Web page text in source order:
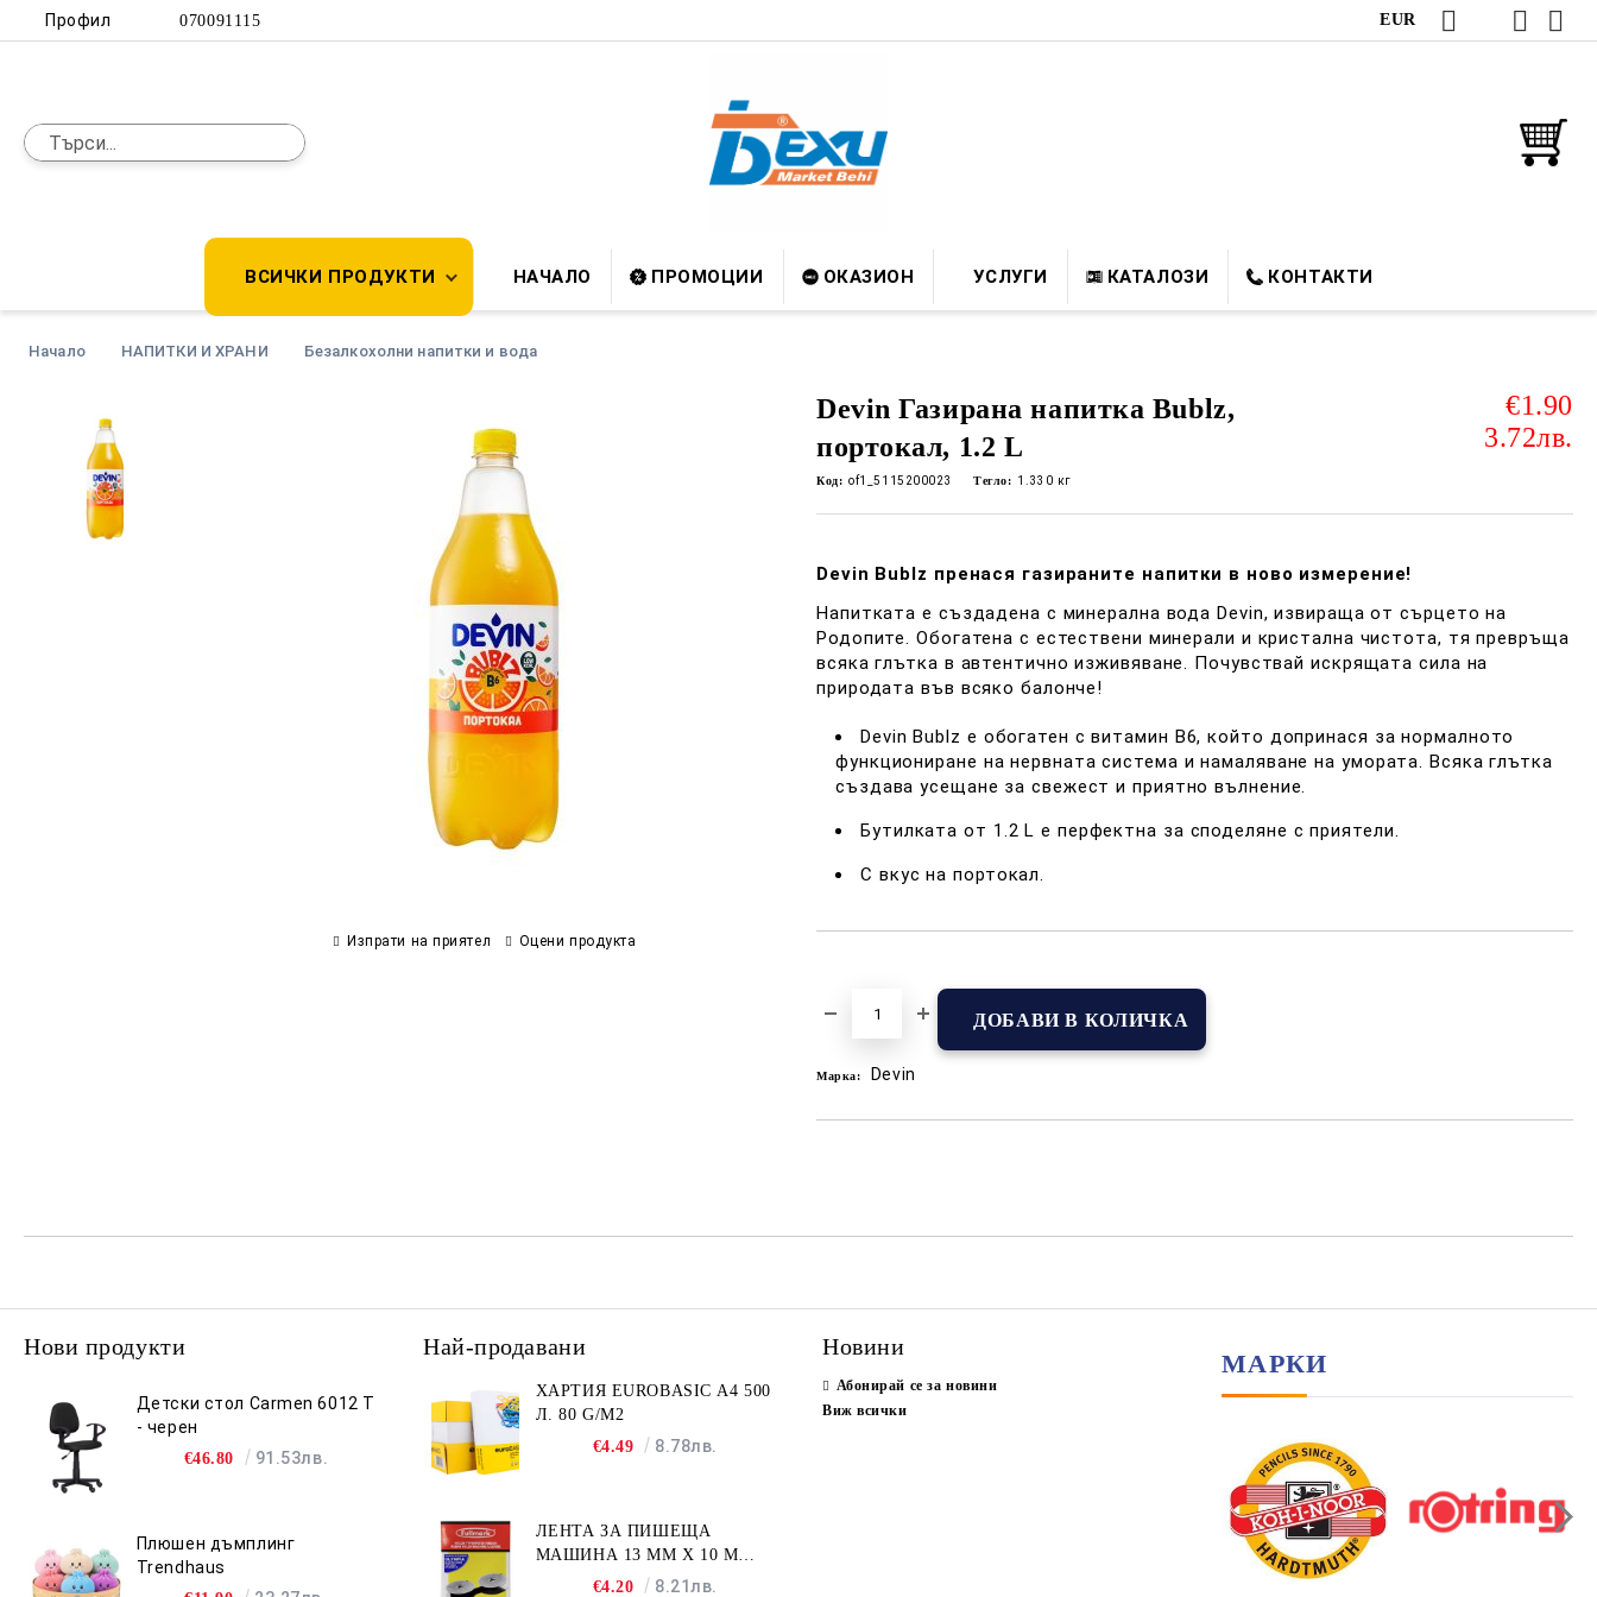
Профил 070091115 EUR
ВСИЧКИ ПРОДУКТИ НАЧАЛО ПРОМОЦИИ ОКАЗИОН УСЛУГИ КАТАЛОЗИ КОНТАКТИ
Начало НАПИТКИ И ХРАНИ Безалкохолни напитки и вода
Devin Газирана напитка Bublz,
портокал, 1.2 L
€1.90
3.72лв.
Код: of1_5115200023 Тегло: 1.330 кг
Devin Bublz пренася газираните напитки в ново измерение!
Напитката е създадена с минерална вода Devin, извираща от сърцето на
Родопите. Обогатена с естествени минерали и кристална чистота, тя превръща
всяка глътка в автентично изживяване. Почувствай искрящата сила на
природата във всяко балонче!
Devin Bublz е обогатен с витамин B6, който допринася за нормалното
функциониране на нервната система и намаляване на умората. Всяка глътка
създава усещане за свежест и приятно вълнение.
Бутилката от 1.2 L е перфектна за споделяне с приятели.
С вкус на портокал.
Марка: Devin
Изпрати на приятел Оцени продукта
Нови продукти
Детски стол Carmen 6012 T
- черен
€46.80 91.53лв.
Плюшен дъмплинг
Trendhaus
Най-продавани
ХАРТИЯ EUROBASIC А4 500
Л. 80 G/M2
€4.49
8.78лв.
ЛЕНТА ЗА ПИШЕЩА
МАШИНА 13 MM X 10 M
FULLMARK N001BK2S
€4.20 8.21лв.
Новини
Абонирай се за новини
Виж всички
МАРКИ